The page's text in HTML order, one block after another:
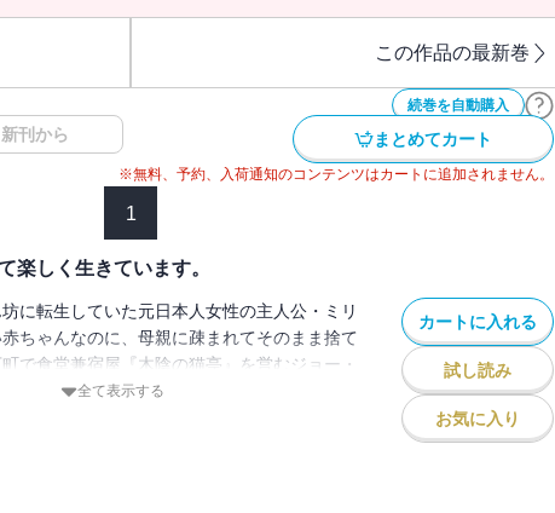
この作品の最新巻
続巻を自動購入
新刊から まとめてカート
※無料、予約、入荷通知のコンテンツはカートに追加されません。
1
楽しく生きています。
に転生していた元日本人女性の主人公・ミリ
ちゃんなのに、母親に疎まれてそのまま捨て
で食堂兼宿屋『木陰の猫亭』を営むジョー・
われて命拾いしたけど、待ち受ける異世界庶民
全て表示する
カートに入れる
試し読み
お気に入り